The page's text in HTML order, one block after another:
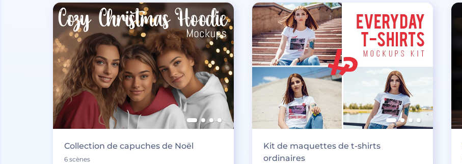
Collection de capuches de Noël
6 scènes
Kit de maquettes de t-shirts
ordinaires